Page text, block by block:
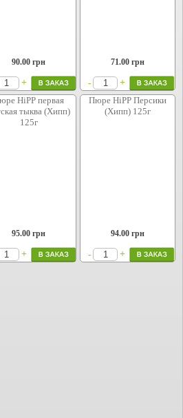
90.00 грн
+
71.00 грн
-
+
HiPP первая
тыква (Хипп)
125г
95.00 грн
+
Пюре HiPP Персики
(Хипп) 125г
94.00 грн
-
+